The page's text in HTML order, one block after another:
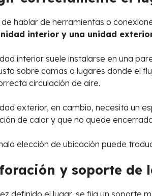
hablar de herramientas o
interior y una unidad
interior suele instalarse en una
sobre camas o lugares donde el
circulación de aire.
exterior, en cambio, necesita un
de calor y que no quede
elección de ubicación puede
y soporte